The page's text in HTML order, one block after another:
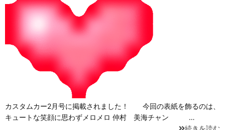
カスタムカー2月号に掲載されました！ 今回の表紙を飾るのは、
キュートな笑顔に思わずメロメロ 仲村 美海チャン …